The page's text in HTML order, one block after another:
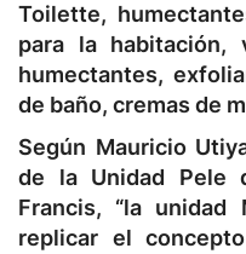
Toilette,
para la habitación,
humectantes,
de baño, cremas de
Según Mauricio
de la Unidad Pele
Francis, “la unidad
replicar el